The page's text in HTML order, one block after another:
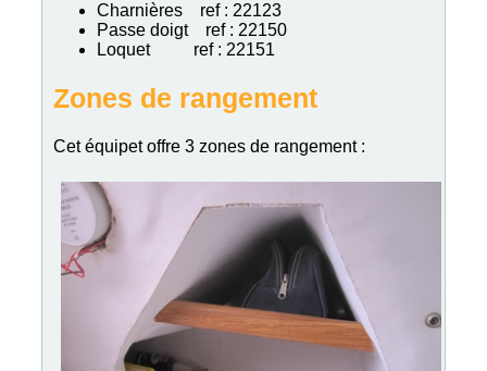
Charnières ref : 22123
Passe doigt ref : 22150
Loquet ref : 22151
Zones de rangement
Cet équipet offre 3 zones de rangement :